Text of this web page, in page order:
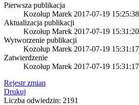
Pierwsza publikacja
Kozołup Marek 2017-07-19 15:25:38
Aktualizacja publikacji
Kozołup Marek 2017-07-19 15:31:20
Wytworzenie publikacji
Kozołup Marek 2017-07-19 15:31:17
Zatwierdzenie
Kozołup Marek 2017-07-19 15:31:17
Rejestr zmian
Drukuj
Liczba odwiedzin: 2191